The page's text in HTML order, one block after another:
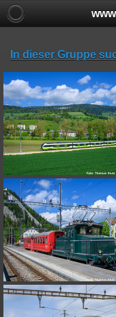
In dieser Gruppe